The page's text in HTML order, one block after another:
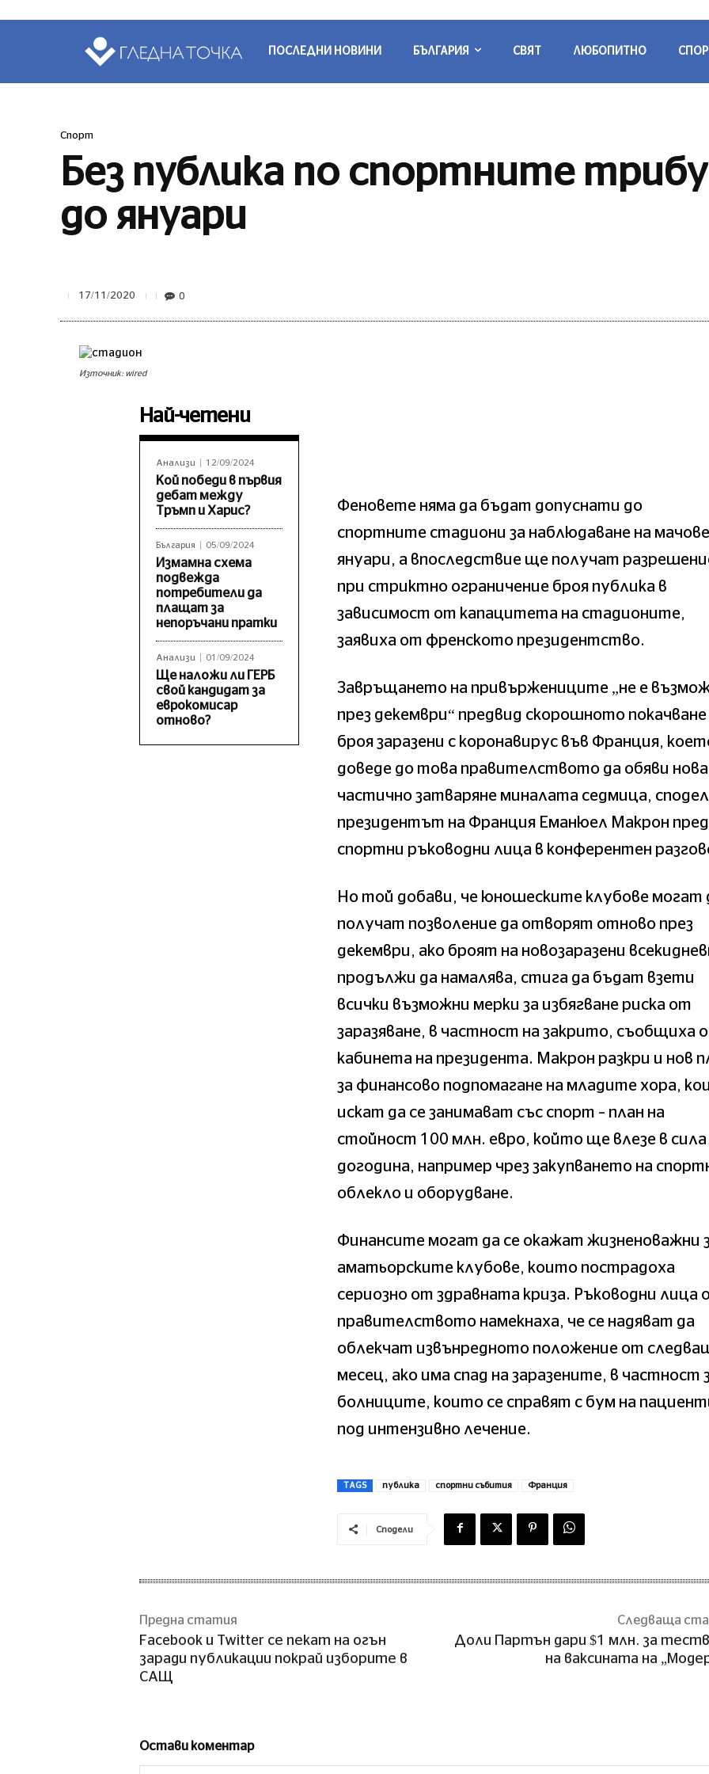
ПОСЛЕДНИ НОВИНИ БЪЛГАРИЯ СВЯТ ЛЮБОПИТНО СПОРТ
Спорт
Без публика по спортните
до януари
17/11/2020 0
Източник: wired
Най-четени
Анализи 12/09/2024
Кой победи в първия
дебат между
Тръмп и Харис?
България 05/09/2024
Измамна схема
подвежда
потребители да
плащат за
непоръчани пратки
Анализи 01/09/2024
Ще наложи ли ГЕРБ
свой кандидат за
еврокомисар
отново?
Феновете няма да бъдат допуснати до
спортните стадиони за наблюдаване на
януари, а впоследствие ще получат
при стриктно ограничение броя публика в
зависимост от капацитета на стадионите,
заявиха от френското президентство.
Завръщането на привържениците „не е
през декември“ предвид скорошното покачване
броя заразени с коронавирус във Франция,
доведе до това правителството да обяви нова
частично затваряне миналата седмица,
президентът на Франция Еманюел Макрон пред
спортни ръководни лица в конферентен
Но той добави, че юношеските клубове могат
получат позволение да отворят отново през
декември, ако броят на новозаразени
продължи да намалява, стига да бъдат взети
всички възможни мерки за избягване риска от
заразяване, в частност на закрито, съобщиха
кабинета на президента. Макрон разкри и нов
за финансово подпомагане на младите хора,
искат да се занимават със спорт – план на
стойност 100 млн. евро, който ще влезе в
догодина, например чрез закупването на
облекло и оборудване.
Финансите могат да се окажат жизненоважни
аматьорските клубове, които пострадоха
сериозно от здравната криза. Ръководни лица
правителството намекнаха, че се надяват да
облекчат извънредното положение от
месец, ако има спад на заразените, в частност
болниците, които се справят с бум на
под интензивно лечение.
TAGS публика спортни събития Франция
Сподели
Предна статия
Facebook и Twitter се пекат на огън
заради публикации покрай изборите в
САЩ
Следваща
Доли Партън дари $1 млн. за
на ваксината на
Остави коментар